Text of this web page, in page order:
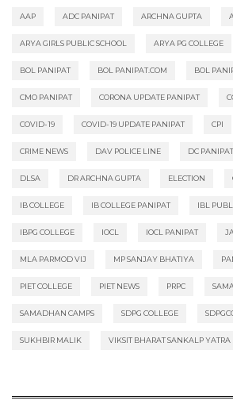
AAP ADC PANIPAT ARCHNA GUPTA
ARYA GIRLS PUBLIC SCHOOL ARYA PG COLLEGE
BOL PANIPAT BOL PANIPAT.COM BOL
CMO PANIPAT CORONA UPDATE PANIPAT
COVID-19 COVID-19 UPDATE PANIPAT CPI
CRIME NEWS DAV POLICE LINE DC PANIPAT
DLSA DR ARCHNA GUPTA ELECTION
IB COLLEGE IB COLLEGE PANIPAT IBL
IBPG COLLEGE IOCL IOCL PANIPAT
MLA PARMOD VIJ MP SANJAY BHATIYA
PIET COLLEGE PIET NEWS PRPC
SAMADHAN CAMPS SDPG COLLEGE
SUKHBIR MALIK VIKSIT BHARAT SANKALP YATRA